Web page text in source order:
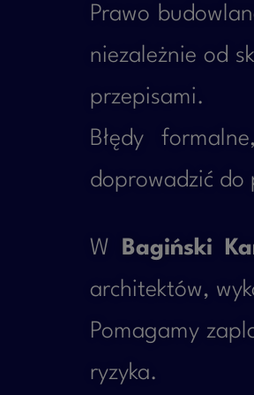
Prawo
niezależnie od
przepisami.
Błędy
doprowadzić do
W Bagiński
architektów,
Pomagamy
ryzyka.